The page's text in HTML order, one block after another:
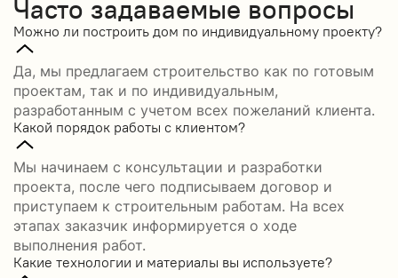
Часто задаваемые вопросы
Можно ли построить дом по индивидуальному проекту?
Да, мы предлагаем строительство как по готовым
проектам, так и по индивидуальным,
разработанным с учетом всех пожеланий клиента.
Какой порядок работы с клиентом?
Мы начинаем с консультации и разработки
проекта, после чего подписываем договор и
приступаем к строительным работам. На всех
этапах заказчик информируется о ходе
выполнения работ.
Какие технологии и материалы вы используете?